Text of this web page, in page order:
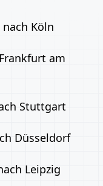
Köln
am
Stuttgart
Düsseldorf
Leipzig